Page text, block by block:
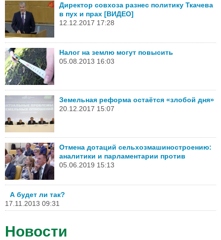
Директор совхоза разнес политику Ткачева
в пух и прах [ВИДЕО]
12.12.2017 17:28
Налог на землю могут повысить
05.08.2013 16:03
Земельная реформа остаётся «злобой дня»
20.12.2017 15:07
Отмена дотаций сельхозмашиностроению:
аналитики и парламентарии против
05.06.2019 15:13
А будет ли так?
17.11.2013 09:31
Новости